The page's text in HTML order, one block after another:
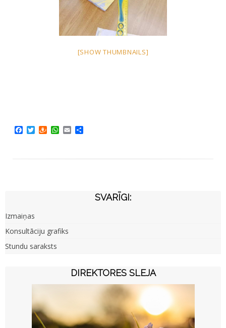
[SHOW THUMBNAILS]
Facebook
TwitterDraugiem
WhatsApp
Email
SVARĪGI:
Izmaiņas
Konsultāciju grafiks
Stundu saraksts
DIREKTORES SLEJA